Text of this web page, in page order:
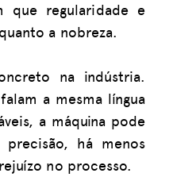
que regularidade e
a nobreza.
na indústria.
a mesma língua
a máquina pode
há menos
no processo.